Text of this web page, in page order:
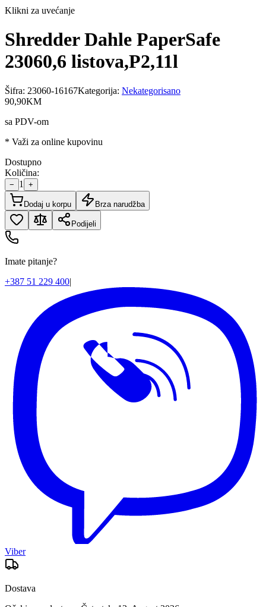
Klikni za uvećanje
Shredder Dahle PaperSafe
23060,6 listova,P2,11l
Šifra: 23060-16167Kategorija: Nekategorisano
90,90KM
sa PDV-om
* Važi za online kupovinu
Dostupno
Količina:
− 1 +
Dodaj u korpu Brza narudžba
Podijeli
Imate pitanje?
+387 51 229 400|
Viber
Dostava